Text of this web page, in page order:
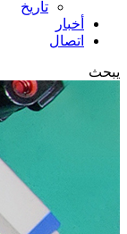
تاريخ
أخبار
اتصال
يبحث